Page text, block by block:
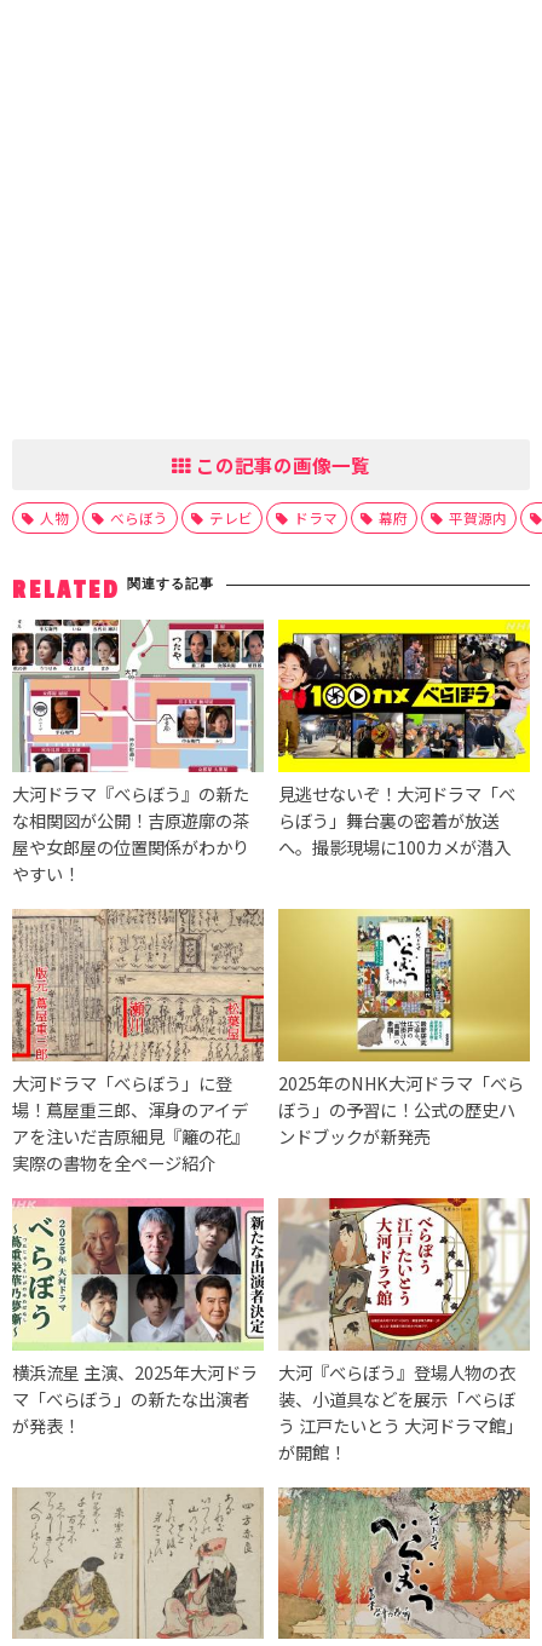
この記事の画像一覧
人物 べらぼう テレビ ドラマ 幕府 平賀源内
RELATED 関連する記事
大河ドラマ『べらぼう』の新た
な相関図が公開！吉原遊廓の茶
屋や女郎屋の位置関係がわかり
やすい！
見逃せないぞ！大河ドラマ「べ
らぼう」舞台裏の密着が放送
へ。撮影現場に100カメが潜入
大河ドラマ「べらぼう」に登
場！蔦屋重三郎、渾身のアイデ
アを注いだ吉原細見『籬の花』
実際の書物を全ページ紹介
2025年のNHK大河ドラマ「べら
ぼう」の予習に！公式の歴史ハ
ンドブックが新発売
横浜流星 主演、2025年大河ドラ
マ「べらぼう」の新たな出演者
が発表！
大河『べらぼう』登場人物の衣
装、小道具などを展示「べらぼ
う 江戸たいとう 大河ドラマ館」
が開館！